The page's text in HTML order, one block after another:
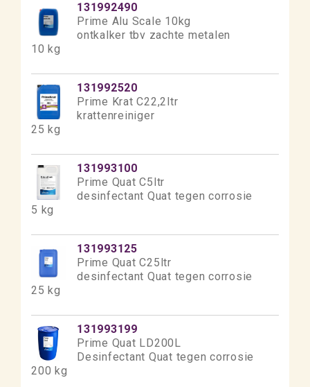
131992490
Prime Alu Scale 10kg
ontkalker tbv zachte metalen
10 kg
131992520
Prime Krat C22,2ltr
krattenreiniger
25 kg
131993100
Prime Quat C5ltr
desinfectant Quat tegen corrosie
5 kg
131993125
Prime Quat C25ltr
desinfectant Quat tegen corrosie
25 kg
131993199
Prime Quat LD200L
Desinfectant Quat tegen corrosie
200 kg